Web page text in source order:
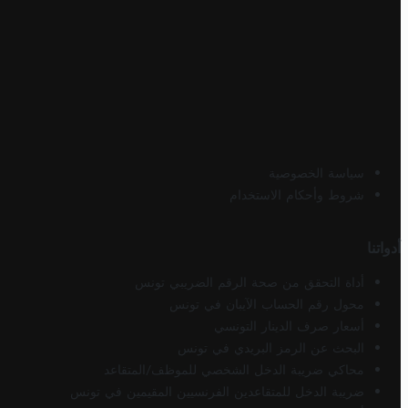
سياسة الخصوصية
شروط وأحكام الاستخدام
أدواتنا
أداة التحقق من صحة الرقم الضريبي تونس
محول رقم الحساب الآيبان في تونس
أسعار صرف الدينار التونسي
البحث عن الرمز البريدي في تونس
محاكي ضريبة الدخل الشخصي للموظف/المتقاعد
ضريبة الدخل للمتقاعدين الفرنسيين المقيمين في تونس